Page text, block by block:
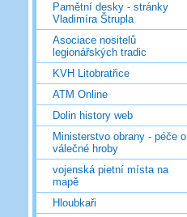
Pamětní desky - stránky
Vladimíra Štrupla
Asociace nositelů
legionářských tradic
KVH Litobratřice
ATM Online
Dolin history web
Ministerstvo obrany - péče o
válečné hroby
vojenská pietní místa na
mapě
Hloubkaři